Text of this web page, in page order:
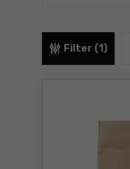
Filter (1)